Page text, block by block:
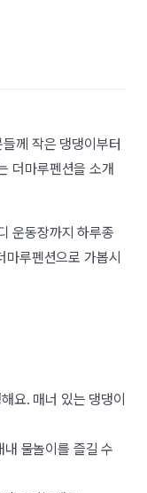
께 작은 댕댕이부터
더마루펜션을 소개
운동장까지 하루종
루펜션으로 가봅시
요. 매너 있는 댕댕이
물놀이를 즐길 수